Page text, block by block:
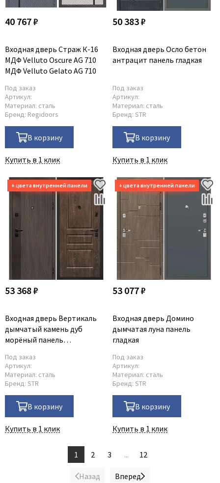
40 767 ₽
Входная дверь Страж К-16
МДФ Velluto Oscure AG 710
МДФ Velluto Gelato AG 710
Под заказ
Артикул:
Материал: сталь
Бренд: Regidoors
В корзину
Купить в 1 клик
50 383 ₽
Входная дверь Осло бетон
антрацит панель гладкая
Под заказ
Артикул:
Материал: сталь
Бренд: STR
В корзину
Купить в 1 клик
53 368 ₽
Входная дверь Вертикаль
дымчатый камень дуб
морёный панель
Под заказ
Артикул:
Материал: сталь
Бренд: STR
В корзину
Купить в 1 клик
53 077 ₽
Входная дверь Домино
дымчатая луна панель
гладкая
Под заказ
Артикул:
Материал: сталь
Бренд: STR
В корзину
Купить в 1 клик
Назад
1 2 3 ... 12
Вперед